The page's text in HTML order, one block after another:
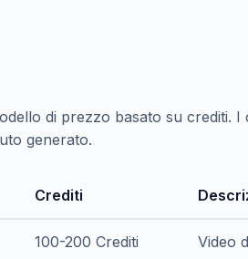
di prezzo basato su crediti.
generato.
Crediti
100-200 Crediti Video